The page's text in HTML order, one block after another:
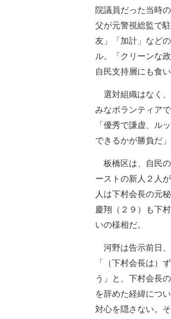
院議員だった当時
父が元警視総監で
友」「加計」など
ル。「クリーンな
自民支持層にも食い
選対組織はなく
みなボランティア
「優秀で謙虚、ル
できるかが勝負だ
板橋区は、自民の
ーストの新人２人
人は下村会長の元
慶翔（２９）も下
いの様相だ。
河野は告示前日、
「（下村会長は）
う」と、下村会長
を辞めた経緯につ
対心を隠さない。